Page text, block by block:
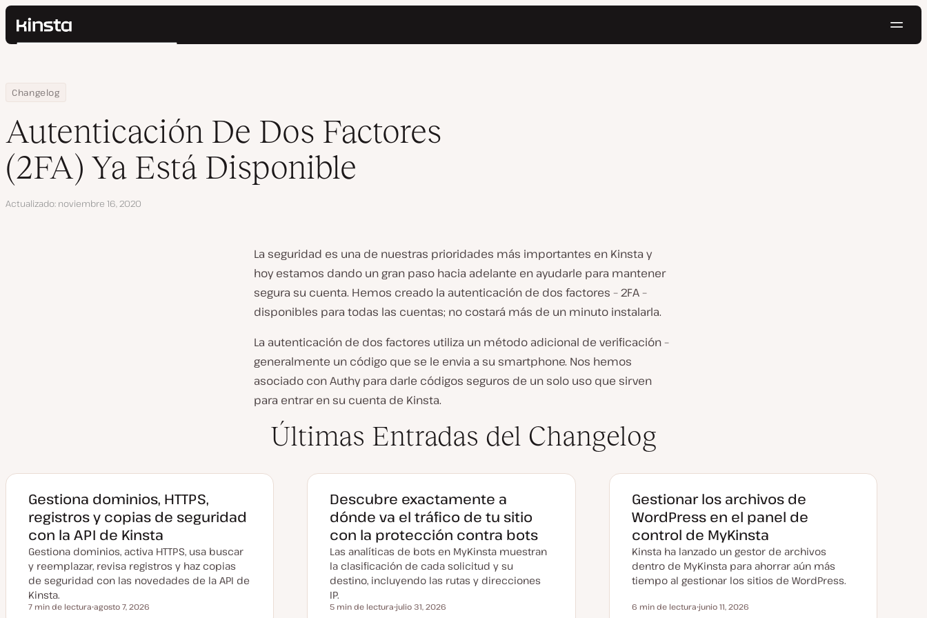
Kinsta®
Precios
Contacto
Buscar
Home
Changelog
Autenticación De Dos Factores (2FA) Ya Está Disponible
Autenticación De Dos Factores
(2FA) Ya Está Disponible
Actualizado noviembre 16, 2020
La seguridad es una de nuestras prioridades más importantes en Kinsta y
hoy estamos dando un gran paso hacia adelante en ayudarle para mantener
segura su cuenta. Hemos creado la autenticación de dos factores – 2FA –
disponibles para todas las cuentas; no costará más de un minuto instalarla.
La autenticación de dos factores utiliza un método adicional de verificación –
generalmente un código que se le envia a su smartphone. Nos hemos
asociado con Authy para darle códigos seguros de un solo uso que sirven
para entrar en su cuenta de Kinsta.
Últimas Entradas del Changelog
Gestiona dominios, HTTPS,
registros y copias de seguridad
con la API de Kinsta
Gestiona dominios, activa HTTPS, usa buscar
y reemplazar, revisa registros y haz copias
de seguridad con las novedades de la API de
Kinsta.
Tiempo de lectura
7 min de lectura agosto 7, 2026
Descubre exactamente a
dónde va el tráfico de tu sitio
con la protección contra bots
Las analíticas de bots en MyKinsta muestran
la clasificación de cada solicitud y su
destino, incluyendo las rutas y direcciones
IP.
Tiempo de lectura
5 min de lectura julio 31, 2026
Gestionar los archivos de
WordPress en el panel de
control de MyKinsta
Kinsta ha lanzado un gestor de archivos
dentro de MyKinsta para ahorrar aún más
tiempo al gestionar los sitios de WordPress.
Tiempo de lectura
6 min de lectura junio 11, 2026